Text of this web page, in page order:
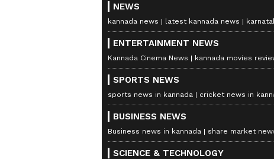
NEWS
kannada news latest kannada news
ENTERTAINMENT NEWS
Kannada Cinema News kannada movies
SPORTS NEWS
sports news in kannada cricket news in
BUSINESS NEWS
Business news in kannada share market
SCIENCE & TECHNOLOGY